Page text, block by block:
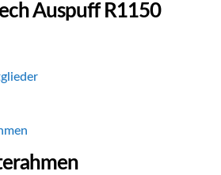
Auspuff R1150